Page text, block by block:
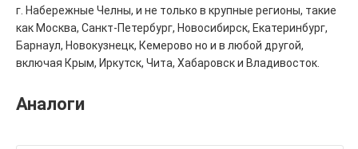
г. Набережные Челны, и не только в крупные регионы, такие
как Москва, Санкт-Петербург, Новосибирск, Екатеринбург,
Барнаул, Новокузнецк, Кемерово но и в любой другой,
включая Крым, Иркутск, Чита, Хабаровск и Владивосток.
Аналоги